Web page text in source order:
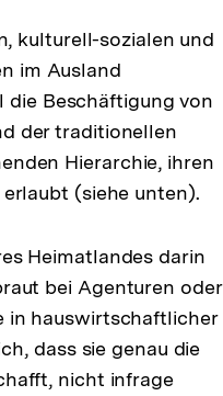
kulturell-sozialen und
im Ausland
die Beschäftigung von
der traditionellen
Hierarchie, ihren
(siehe unten).
Heimatlandes darin
bei Agenturen oder
in hauswirtschaftlicher
dass sie genau die
nicht infrage